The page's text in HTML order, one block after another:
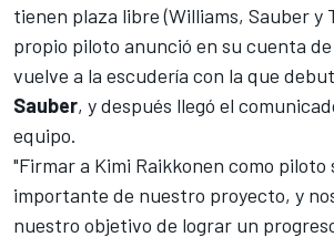
tienen plaza libre (Williams, Saubery
propio piloto anunció en su cuenta
vuelve a la escudería con la que
Sauber, y después llegó el
equipo.
"Firmar a Kimi Raikkonen como
importante de nuestro proyecto, y
nuestro objetivo de lograr un